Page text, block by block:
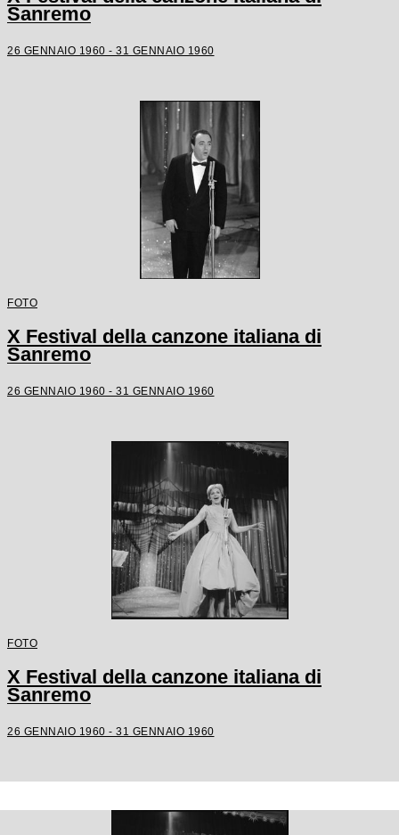
Sanremo
26 GENNAIO 1960 - 31 GENNAIO 1960
FOTO
X Festival della canzone italiana di
Sanremo
26 GENNAIO 1960 - 31 GENNAIO 1960
FOTO
X Festival della canzone italiana di
Sanremo
26 GENNAIO 1960 - 31 GENNAIO 1960